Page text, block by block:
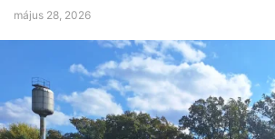
május 28, 2026